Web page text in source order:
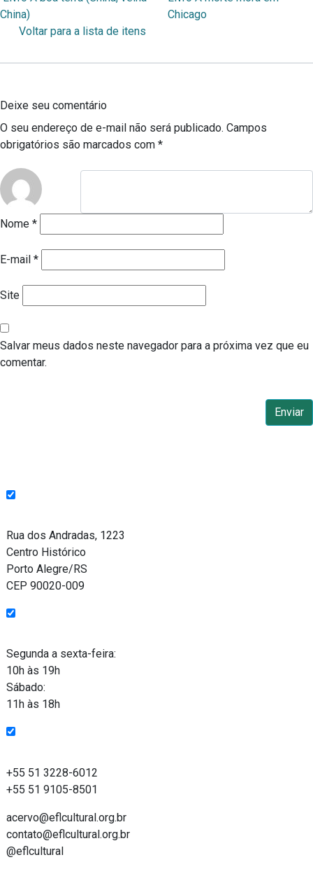
China)
Chicago
Voltar para a lista de itens
Deixe seu comentário
O seu endereço de e-mail não será publicado. Campos
obrigatórios são marcados com *
Nome *
E-mail *
Site
Salvar meus dados neste navegador para a próxima vez que eu
comentar.
Rua dos Andradas, 1223
Centro Histórico
Porto Alegre/RS
CEP 90020-009
Segunda a sexta-feira:
10h às 19h
Sábado:
11h às 18h
+55 51 3228-6012
+55 51 9105-8501
acervo@eflcultural.org.br
contato@eflcultural.org.br
@eflcultural